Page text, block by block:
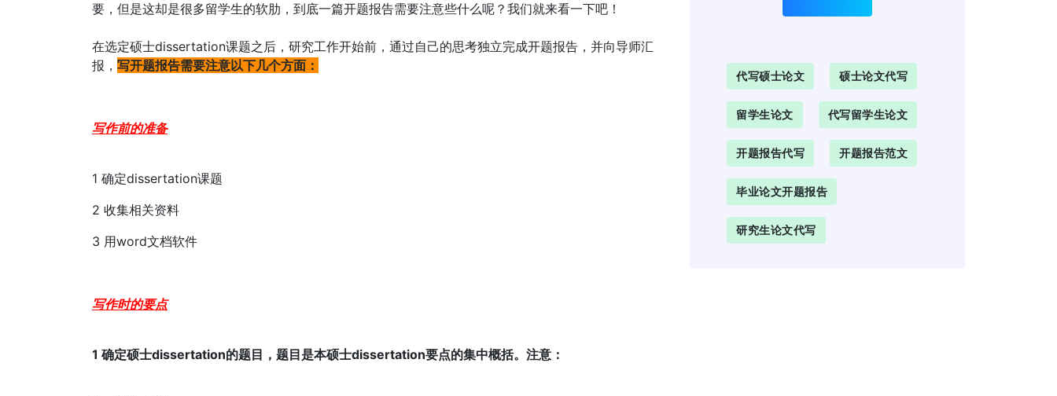
要，但是这却是很多留学生的软肋，到底一篇开题报告需要注意些什么呢？我们就来看一下吧！
在选定硕士dissertation课题之后，研究工作开始前，通过自己的思考独立完成开题报告，并向导师汇
报， 写开题报告需要注意以下几个方面：
写作前的准备
1 确定dissertation课题
2 收集相关资料
3 用word文档软件
写作时的要点
1 确定硕士dissertation的题目，题目是本硕士dissertation要点的集中概括。注意：
代写硕士论文 硕士论文代写
留学生论文 代写留学生论文
开题报告代写 开题报告范文
毕业论文开题报告
研究生论文代写